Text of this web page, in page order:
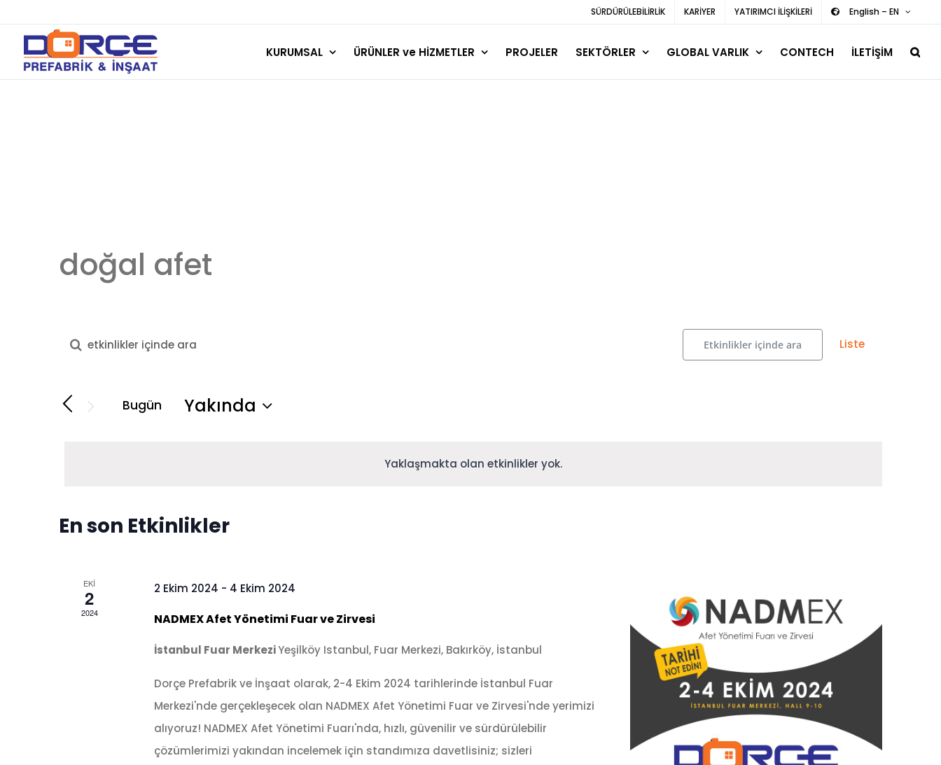
content
SÜRDÜRÜLEBİLİRLİK KARİYER YATIRIMCI İLİŞKİLERİ English – EN
KURUMSAL ÜRÜNLER ve HİZMETLER PROJELER SEKTÖRLER GLOBAL VARLIK CONTECH İLETİŞİM
doğal afet
Yaklaşmakta olan etkinlikler yok.
arama
Arama
Etkinlikler
arama.
Etkinlikler içinde ara
görünümlerde
Liste
Bugün
Yakında
En son Etkinlikler
EKI
2
2024
2 Ekim 2024 - 4 Ekim 2024
NADMEX Afet Yönetimi Fuar ve Zirvesi
İstanbul Fuar MerkeziYeşilköy Istanbul, Fuar Merkezi, Bakırköy, İstanbul
Dorçe Prefabrik ve İnşaat olarak, 2-4 Ekim 2024 tarihlerinde İstanbul Fuar
Merkezi'nde gerçekleşecek olan NADMEX Afet Yönetimi Fuar ve Zirvesi'nde yerimizi
alıyoruz! NADMEX Afet Yönetimi Fuarı'nda, hızlı, güvenilir ve sürdürülebilir
çözümlerimizi yakından incelemek için standımıza davetlisiniz; sizleri